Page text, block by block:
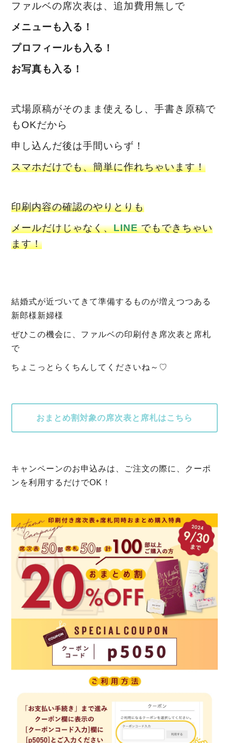
ファルベの席次表は、追加費用無しで
メニューも入る！
プロフィールも入る！
お写真も入る！
式場原稿がそのまま使えるし、手書き原稿で
もOKだから
申し込んだ後は手間いらず！
スマホだけでも、簡単に作れちゃいます！
印刷内容の確認のやりとりも
メールだけじゃなく、LINE でもできちゃい
ます！
結婚式が近づいてきて準備するものが増えつつある
新郎様新婦様
ぜひこの機会に、ファルベの印刷付き席次表と席札
で
ちょこっとらくちんしてくださいね～♡
おまとめ割対象の席次表と席札はこちら
キャンペーンのお申込みは、ご注文の際に、クーポ
ンを利用するだけでOK！